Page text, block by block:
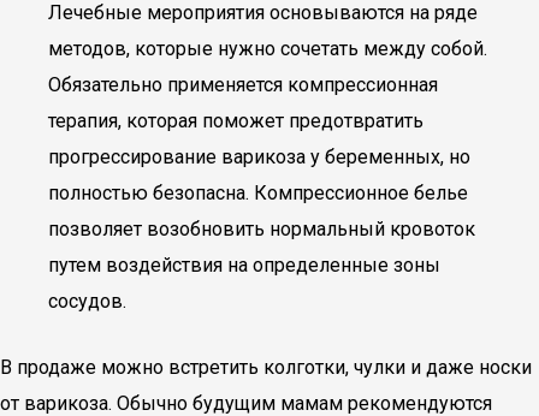
Лечебные мероприятия основываются на ряде
методов, которые нужно сочетать между собой.
Обязательно применяется компрессионная
терапия, которая поможет предотвратить
прогрессирование варикоза у беременных, но
полностью безопасна. Компрессионное белье
позволяет возобновить нормальный кровоток
путем воздействия на определенные зоны
сосудов.
В продаже можно встретить колготки, чулки и даже носки
от варикоза. Обычно будущим мамам рекомендуются